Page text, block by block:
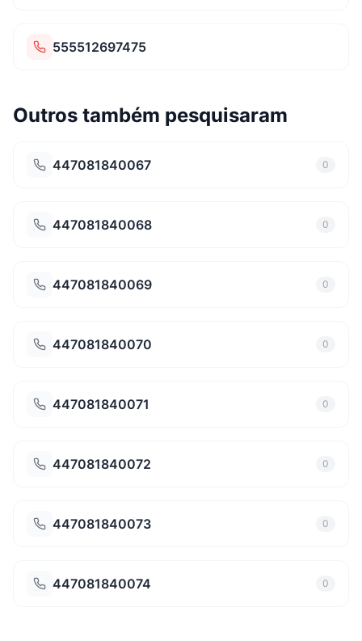
555512697475
Outros também pesquisaram
447081840067 0
447081840068 0
447081840069 0
447081840070 0
447081840071 0
447081840072 0
447081840073 0
447081840074 0